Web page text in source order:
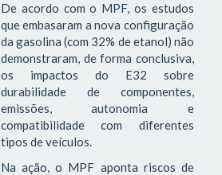
De acordo com o MPF, os estudos
que embasaram a nova configuração
da gasolina (com 32% de etanol) não
demonstraram, de forma conclusiva,
os impactos do E32 sobre
durabilidade de componentes,
emissões, autonomia e
compatibilidade com diferentes
tipos de veículos.
Na ação, o MPF aponta riscos de